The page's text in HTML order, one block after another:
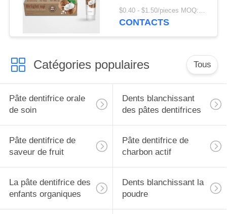
organique naturelle de
90% anti
$0.40 - $1.50/pieces MOQ:240 morceaux
CONTACTS
Catégories populaires Tous
Pâte dentifrice orale
de soin
Dents blanchissant
des pâtes dentifrices
Pâte dentifrice de
saveur de fruit
Pâte dentifrice de
charbon actif
La pâte dentifrice des
enfants organiques
Dents blanchissant la
poudre